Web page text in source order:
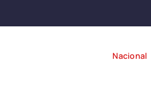
Nacional